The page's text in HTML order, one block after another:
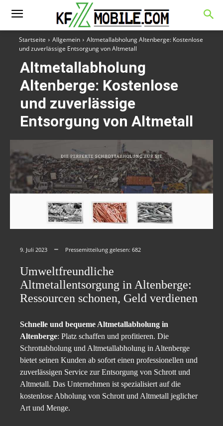
Startseite Allgemein
Altmetallabholung Altenberge: Kostenlose
und zuverlässige Entsorgung von Altmetall
Altmetallabholung
Altenberge: Kostenlose
und zuverlässige
Entsorgung von Altmetall
9. Juli 2023 Pressemitteilung gelesen: 682
Umweltfreundliche
Altmetallentsorgung in Altenberge:
Ressourcen schonen, Geld verdienen
Schnelle und bequeme Altmetallabholung in
Altenberge: Platz schaffen und profitieren. Die
Schrottabholung und Altmetallabholung in Altenberge
bietet seinen Kunden ab sofort einen professionellen und
zuverlässigen Service zur Entsorgung von Schrott und
Altmetall. Das Unternehmen ist spezialisiert auf die
kostenlose Abholung von Schrott und Altmetall jeglicher
Art und Menge.